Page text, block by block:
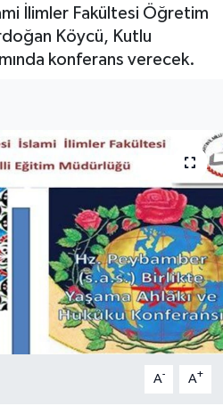
İlimler Fakültesi Öğretim
Köycü, Kutlu
konferans verecek.
A- A+